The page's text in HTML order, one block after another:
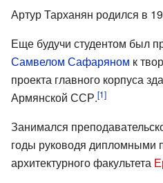
Артур Тарханян родился в
Еще будучи студентом был
Самвелом Сафаряном к
проекта главного корпуса
Армянской ССР.[1]
Занимался
годы руководя дипломными
архитектурного факультета